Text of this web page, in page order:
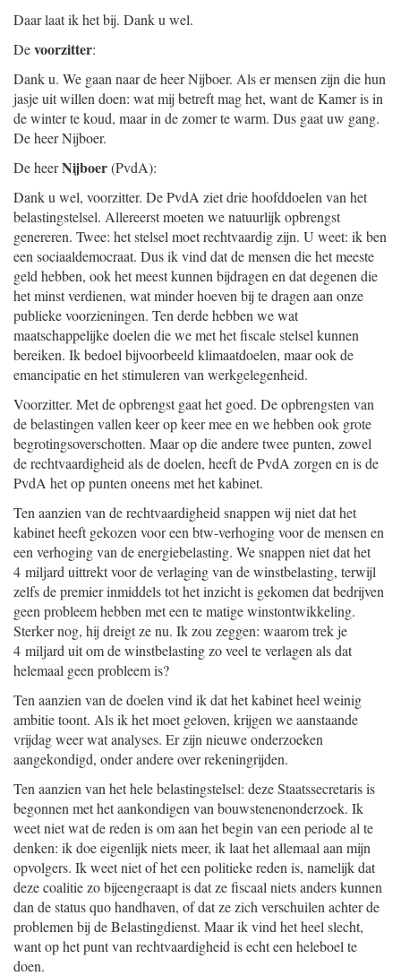
Daar laat ik het bij. Dank u wel.
Devoorzitter:
Dank u. We gaan naar de heer Nijboer. Als er mensen zijn die hun
jasje uit willen doen: wat mij betreft mag het, want de Kamer is in
de winter te koud, maar in de zomer te warm. Dus gaat uw gang.
De heer Nijboer.
De heerNijboer(PvdA):
Dank u wel, voorzitter. De PvdA ziet drie hoofddoelen van het
belastingstelsel. Allereerst moeten we natuurlijk opbrengst
genereren. Twee: het stelsel moet rechtvaardig zijn. U weet: ik ben
een sociaaldemocraat. Dus ik vind dat de mensen die het meeste
geld hebben, ook het meest kunnen bijdragen en dat degenen die
het minst verdienen, wat minder hoeven bij te dragen aan onze
publieke voorzieningen. Ten derde hebben we wat
maatschappelijke doelen die we met het fiscale stelsel kunnen
bereiken. Ik bedoel bijvoorbeeld klimaatdoelen, maar ook de
emancipatie en het stimuleren van werkgelegenheid.
Voorzitter. Met de opbrengst gaat het goed. De opbrengsten van
de belastingen vallen keer op keer mee en we hebben ook grote
begrotingsoverschotten. Maar op die andere twee punten, zowel
de rechtvaardigheid als de doelen, heeft de PvdA zorgen en is de
PvdA het op punten oneens met het kabinet.
Ten aanzien van de rechtvaardigheid snappen wij niet dat het
kabinet heeft gekozen voor een btw-verhoging voor de mensen en
een verhoging van de energiebelasting. We snappen niet dat het
4 miljard uittrekt voor de verlaging van de winstbelasting, terwijl
zelfs de premier inmiddels tot het inzicht is gekomen dat bedrijven
geen probleem hebben met een te matige winstontwikkeling.
Sterker nog, hij dreigt ze nu. Ik zou zeggen: waarom trek je
4 miljard uit om de winstbelasting zo veel te verlagen als dat
helemaal geen probleem is?
Ten aanzien van de doelen vind ik dat het kabinet heel weinig
ambitie toont. Als ik het moet geloven, krijgen we aanstaande
vrijdag weer wat analyses. Er zijn nieuwe onderzoeken
aangekondigd, onder andere over rekeningrijden.
Ten aanzien van het hele belastingstelsel: deze Staatssecretaris is
begonnen met het aankondigen van bouwstenenonderzoek. Ik
weet niet wat de reden is om aan het begin van een periode al te
denken: ik doe eigenlijk niets meer, ik laat het allemaal aan mijn
opvolgers. Ik weet niet of het een politieke reden is, namelijk dat
deze coalitie zo bijeengeraapt is dat ze fiscaal niets anders kunnen
dan de status quo handhaven, of dat ze zich verschuilen achter de
problemen bij de Belastingdienst. Maar ik vind het heel slecht,
want op het punt van rechtvaardigheid is echt een heleboel te
doen.